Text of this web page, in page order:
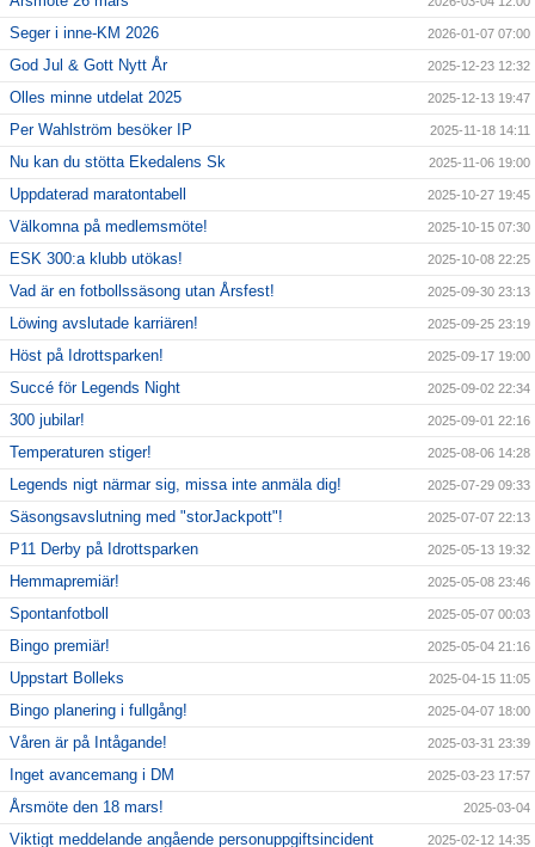
Seger i inne-KM 2026 2026-01-07 07:00
God Jul & Gott Nytt År 2025-12-23 12:32
Olles minne utdelat 2025 2025-12-13 19:47
Per Wahlström besöker IP 2025-11-18 14:11
Nu kan du stötta Ekedalens Sk 2025-11-06 19:00
Uppdaterad maratontabell 2025-10-27 19:45
Välkomna på medlemsmöte! 2025-10-15 07:30
ESK 300:a klubb utökas! 2025-10-08 22:25
Vad är en fotbollssäsong utan Årsfest! 2025-09-30 23:13
Löwing avslutade karriären! 2025-09-25 23:19
Höst på Idrottsparken! 2025-09-17 19:00
Succé för Legends Night 2025-09-02 22:34
300 jubilar! 2025-09-01 22:16
Temperaturen stiger! 2025-08-06 14:28
Legends nigt närmar sig, missa inte anmäla dig! 2025-07-29 09:33
Säsongsavslutning med "storJackpott"! 2025-07-07 22:13
P11 Derby på Idrottsparken 2025-05-13 19:32
Hemmapremiär! 2025-05-08 23:46
Spontanfotboll 2025-05-07 00:03
Bingo premiär! 2025-05-04 21:16
Uppstart Bolleks 2025-04-15 11:05
Bingo planering i fullgång! 2025-04-07 18:00
Våren är på Intågande! 2025-03-31 23:39
Inget avancemang i DM 2025-03-23 17:57
Årsmöte den 18 mars! 2025-03-04
Viktigt meddelande angående personuppgiftsincident 2025-02-12 14:35